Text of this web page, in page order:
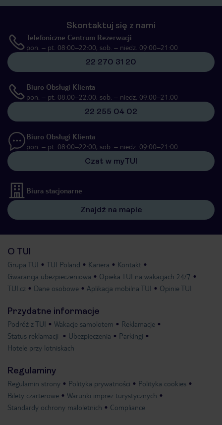
Skontaktuj się z nami
Telefoniczne Centrum Rezerwacji
pon. – pt. 08:00–22:00, sob. – niedz. 09:00–21:00
22 270 31 20
Biuro Obsługi Klienta
pon. – pt. 08:00–22:00, sob. – niedz. 09:00–21:00
22 255 04 02
Biuro Obsługi Klienta
pon. – pt. 08:00–22:00, sob. – niedz. 09:00–21:00
Czat w myTUI
Biura stacjonarne
Znajdź na mapie
O TUI
Grupa TUI TUI Poland Kariera
Kontakt
Gwarancja ubezpieczeniowa
Opieka TUI na wakacjach 24/7
TUI.cz
Dane osobowe Aplikacja mobilna TUI Opinie TUI
Przydatne informacje
Podróż z TUI Wakacje samolotem
Reklamacje
Status reklamacji
Ubezpieczenia
Parkingi
Hotele przy lotniskach
Regulaminy
Regulamin strony Polityka prywatności
Polityka cookies
Bilety czarterowe
Warunki imprez turystycznych
Standardy ochrony małoletnich
Compliance